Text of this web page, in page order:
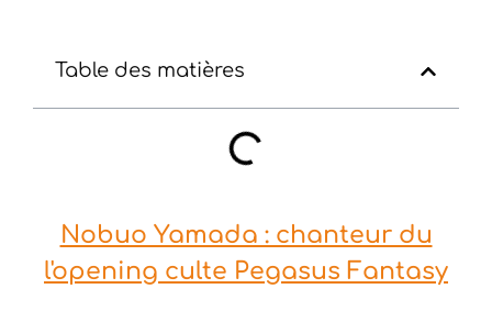
Table des matières
Nobuo Yamada : chanteur du
l'opening culte Pegasus Fantasy